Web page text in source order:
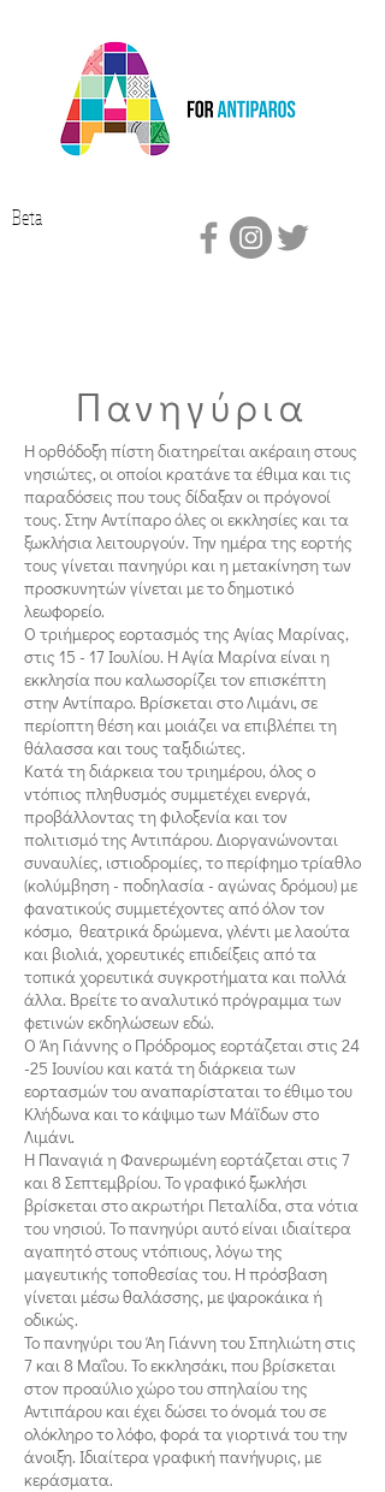
Beta
Πανηγύρια
Η ορθόδοξη πίστη διατηρείται ακέραιη στους
νησιώτες, οι οποίοι κρατάνε τα έθιμα και τις
παραδόσεις που τους δίδαξαν οι πρόγονοί
τους. Στην Αντίπαρο όλες οι εκκλησίες και τα
ξωκλήσια λειτουργούν. Την ημέρα της εορτής
τους γίνεται πανηγύρι και η μετακίνηση των
προσκυνητών γίνεται με το δημοτικό
λεωφορείο.
Ο τριήμερος εορτασμός της Αγίας Μαρίνας,
στις 15 - 17 Ιουλίου. Η Αγία Μαρίνα είναι η
εκκλησία που καλωσορίζει τον επισκέπτη
στην Αντίπαρο. Βρίσκεται στο Λιμάνι, σε
περίοπτη θέση και μοιάζει να επιβλέπει τη
θάλασσα και τους ταξιδιώτες.
Κατά τη διάρκεια του τριημέρου, όλος ο
ντόπιος πληθυσμός συμμετέχει ενεργά,
προβάλλοντας τη φιλοξενία και τον
πολιτισμό της Αντιπάρου. Διοργανώνονται
συναυλίες, ιστιοδρομίες, το περίφημο τρίαθλο
(κολύμβηση - ποδηλασία - αγώνας δρόμου) με
φανατικούς συμμετέχοντες από όλον τον
κόσμο, θεατρικά δρώμενα, γλέντι με λαούτα
και βιολιά, χορευτικές επιδείξεις από τα
τοπικά χορευτικά συγκροτήματα και πολλά
άλλα. Βρείτε το αναλυτικό πρόγραμμα των
φετινών εκδηλώσεων εδώ.
Ο Άη Γιάννης ο Πρόδρομος εορτάζεται στις 24
-25 Ιουνίου και κατά τη διάρκεια των
εορτασμών του αναπαρίσταται το έθιμο του
Κλήδωνα και το κάψιμο των Μάϊδων στο
Λιμάνι.
Η Παναγιά η Φανερωμένη εορτάζεται στις 7
και 8 Σεπτεμβρίου. Το γραφικό ξωκλήσι
βρίσκεται στο ακρωτήρι Πεταλίδα, στα νότια
του νησιού. Το πανηγύρι αυτό είναι ιδιαίτερα
αγαπητό στους ντόπιους, λόγω της
μαγευτικής τοποθεσίας του. Η πρόσβαση
γίνεται μέσω θαλάσσης, με ψαροκάικα ή
οδικώς.
Το πανηγύρι του Άη Γιάννη του Σπηλιώτη στις
7 και 8 Μαΐου. Το εκκλησάκι, που βρίσκεται
στον προαύλιο χώρο του σπηλαίου της
Αντιπάρου και έχει δώσει το όνομά του σε
ολόκληρο το λόφο, φορά τα γιορτινά του την
άνοιξη. Ιδιαίτερα γραφική πανήγυρις, με
κεράσματα.